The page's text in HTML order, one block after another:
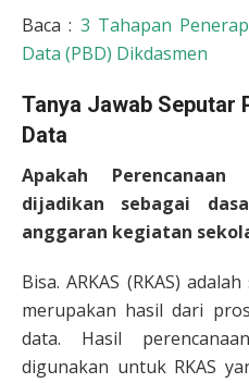
Baca : 3 Tahapan
Data (PBD) Dikdasmen
Tanya Jawab Seputar
Data
Apakah
dijadikan sebagai
anggaran kegiatan
Bisa. ARKAS (RKAS)
merupakan hasil dari
data. Hasil
digunakan untuk RKAS